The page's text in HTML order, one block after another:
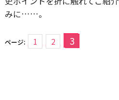
みに……。
ページ: 1 2 3